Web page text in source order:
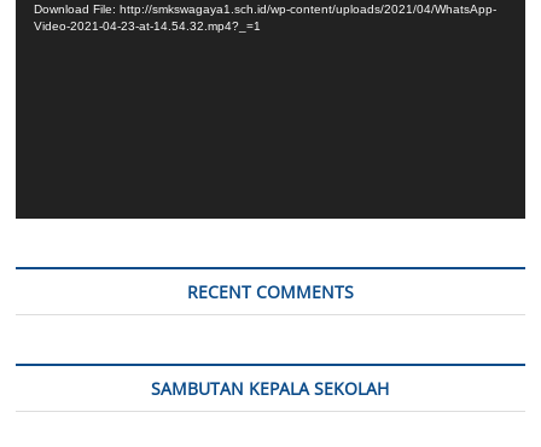
Download File: http://smkswagaya1.sch.id/wp-content/uploads/2021/04/WhatsApp-
Video-2021-04-23-at-14.54.32.mp4?_=1
RECENT COMMENTS
SAMBUTAN KEPALA SEKOLAH